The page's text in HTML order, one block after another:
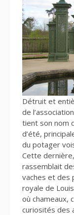
Détruit et
de l’association
tient son nom
d’été,
du potager
Cette
rassemblait
vaches et des
royale de
où chameaux,
curiosités des